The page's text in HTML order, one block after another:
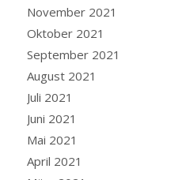
November 2021
Oktober 2021
September 2021
August 2021
Juli 2021
Juni 2021
Mai 2021
April 2021